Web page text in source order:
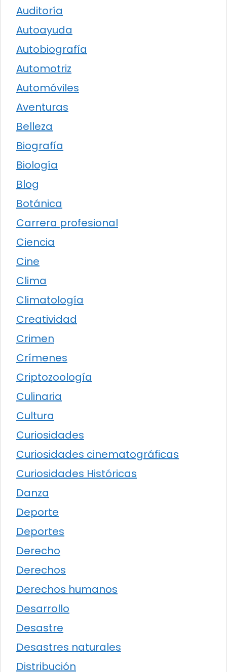
Auditoría
Autoayuda
Autobiografía
Automotriz
Automóviles
Aventuras
Belleza
Biografía
Biología
Blog
Botánica
Carrera profesional
Ciencia
Cine
Clima
Climatología
Creatividad
Crimen
Crímenes
Criptozoología
Culinaria
Cultura
Curiosidades
Curiosidades cinematográficas
Curiosidades Históricas
Danza
Deporte
Deportes
Derecho
Derechos
Derechos humanos
Desarrollo
Desastre
Desastres naturales
Distribución